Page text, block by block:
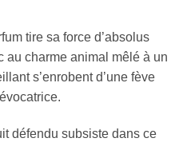
tire sa force d’absolus
au charme animal mêlé à un
s’enrobent d’une fève
défendu subsiste dans ce